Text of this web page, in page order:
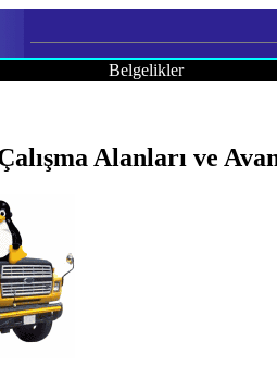
Belgelikler
Alanları ve